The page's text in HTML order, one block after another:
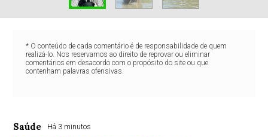
* O conteúdo de cada comentário é de responsabilidade de quem
realizá-lo. Nos reservamos ao direito de reprovar ou eliminar
comentários em desacordo com o propósito do site ou que
contenham palavras ofensivas.
Saúde Há 3 minutos